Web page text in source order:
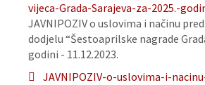
vijeca-Grada-Sarajeva-za-2025.-
JAVNIPOZIV o uslovima i načinu
dodjelu “Šestoaprilske nagrade
godini - 11.12.2023.
JAVNIPOZIV-o-uslovima-i-